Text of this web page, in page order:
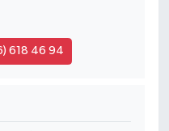
618 46 94